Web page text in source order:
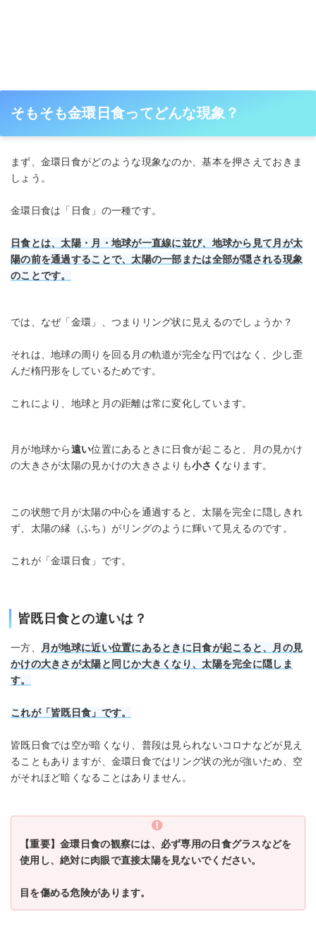
そもそも金環日食ってどんな現象？
まず、金環日食がどのような現象なのか、基本を押さえておきま
しょう。
金環日食は「日食」の一種です。
日食とは、太陽・月・地球が一直線に並び、地球から見て月が太
陽の前を通過することで、太陽の一部または全部が隠される現象
のことです。
では、なぜ「金環」、つまりリング状に見えるのでしょうか？
それは、地球の周りを回る月の軌道が完全な円ではなく、少し歪
んだ楕円形をしているためです。
これにより、地球と月の距離は常に変化しています。
月が地球から遠い位置にあるときに日食が起こると、月の見かけ
の大きさが太陽の見かけの大きさよりも小さく なります。
この状態で月が太陽の中心を通過すると、太陽を完全に隠しきれ
ず、太陽の縁（ふち）がリングのように輝いて見えるのです。
これが「金環日食」です。
皆既日食との違いは？
一方、 月が地球に近い位置にあるときに日食が起こると、月の見
かけの大きさが太陽と同じか大きくなり、太陽を完全に隠しま
す。
これが「皆既日食」です。
皆既日食では空が暗くなり、普段は見られないコロナなどが見え
ることもありますが、金環日食ではリング状の光が強いため、空
がそれほど暗くなることはありません。
【重要】金環日食の観察には、必ず専用の日食グラスなどを
使用し、絶対に肉眼で直接太陽を見ないでください。
目を傷める危険があります。